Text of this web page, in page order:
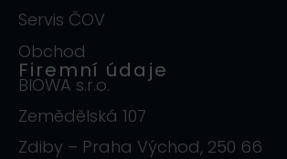
Servis ČOV
Obchod
Firemní údaje
BIOWA s.r.o.
Zemědělská 107
Zdiby – Praha Východ, 250 66